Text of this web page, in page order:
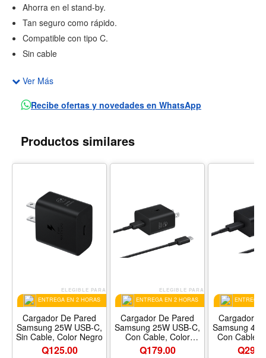
Ahorra en el stand-by.
Tan seguro como rápido.
Compatible con tipo C.
Sin cable
Ver Más
Recibe ofertas y novedades en WhatsApp
Productos similares
ELEGIBLE PARA
ENTREGA EN 2 HORAS
Cargador De Pared
Samsung 25W USB-C,
Sin Cable, Color Negro
Q125.00
ELEGIBLE PARA
ENTREGA EN 2 HORAS
Cargador De Pared
Samsung 25W USB-C,
Con Cable, Color
Negro
Q179.00
ENTREGA
Cargador
Samsung
Con Cable
Color